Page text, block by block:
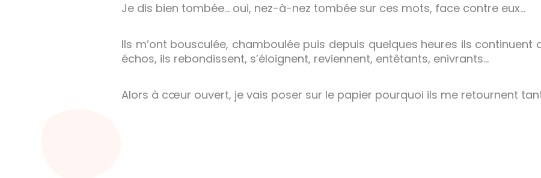
Je dis bien tombée… oui, nez-à-nez tombée sur ces mots, face contre eux…
Ils m’ont bousculée, chamboulée puis depuis quelques heures ils continuent
échos, ils rebondissent, s’éloignent, reviennent, entêtants, enivrants…
Alors à cœur ouvert, je vais poser sur le papier pourquoi ils me retournent